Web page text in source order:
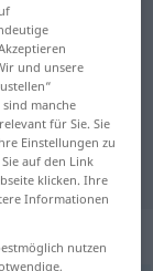
für
und unsere
manche
für Sie. Sie
Einstellungen zu
auf den Link
klicken. Ihre
Informationen
nutzen